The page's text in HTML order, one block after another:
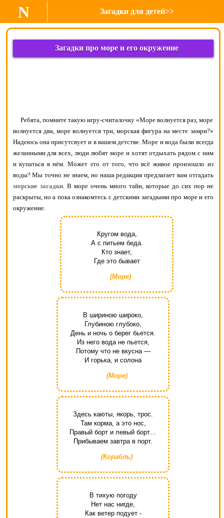
N Загадки для детей>>
Загадки про море и его окружение
Ребята, помните такую игру-считалочку «Море волнуется раз, море
волнуется два, море волнуется три, морская фигура на месте замри?»
Надеюсь она присутсвует и в вашем детстве. Море и вода были всегда
желанными для всех, люди любят море и хотят отдыхать рядом с ним
и купаться в нём. Может это от того, что всё живое произошло из
воды? Мы точно не знаем, но наша редакция предлагает вам отгадать
морские загадки. В море очень много тайн, которые до сих пор не
раскрыты, но а пока ознакомтесь с детскими загадками про море и его
окружение.
Кругом вода,
А с питьем беда.
Кто знает,
Где это бывает
(Море)
В шириною широко,
Глубиною глубоко,
День и ночь о берег бьется.
Из него вода не пьется,
Потому что не вкусна —
И горька, и солона
(Море)
Здесь каюты, якорь, трос.
Там корма, а это нос,
Правый борт и левый борт…
Прибываем завтра в порт.
(Корабль)
В тихую погоду
Нет нас нигде,
Как ветер подует -